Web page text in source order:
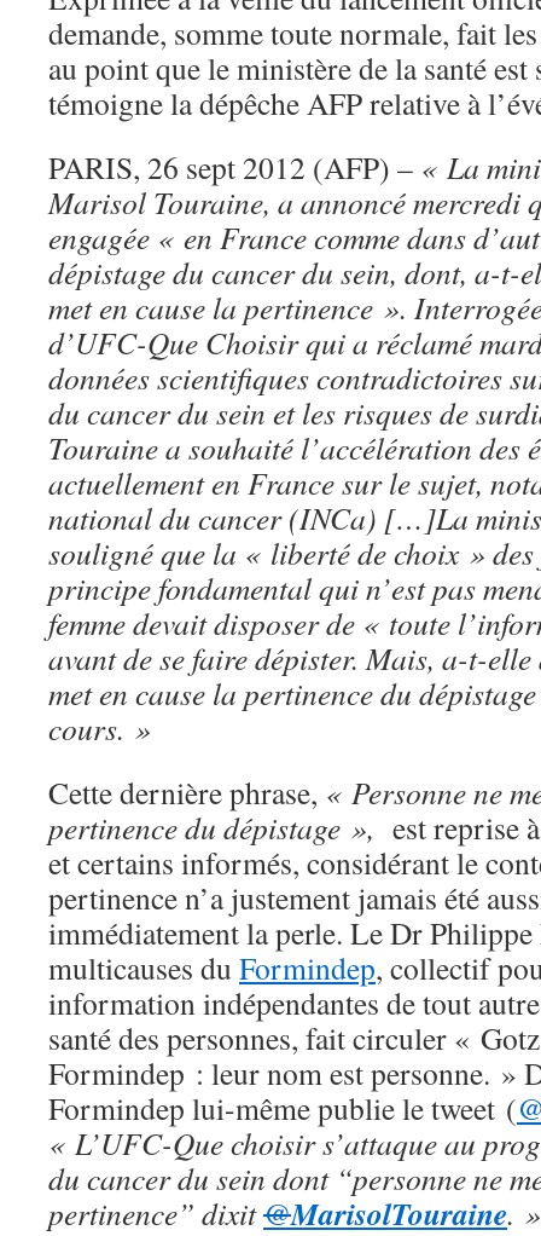
demande, somme toute normale, fait
au point que le ministère de la santé
témoigne la dépêche AFP relative à
PARIS, 26 sept 2012 (AFP) – « La
Marisol Touraine, a annoncé mercredi
engagée « en France comme dans
dépistage du cancer du sein, dont, a-t-
met en cause la pertinence ».
d’UFC-Que Choisir qui a réclamé
données scientifiques contradictoires
du cancer du sein et les risques de
Touraine a souhaité l’accélération des
actuellement en France sur le sujet,
national du cancer (INCa) […]La
souligné que la « liberté de choix »
principe fondamental qui n’est pas
femme devait disposer de « toute
avant de se faire dépister. Mais, a-t-
met en cause la pertinence du
cours. »
Cette dernière phrase, « Personne ne
pertinence du dépistage », est reprise
et certains informés, considérant le
pertinence n’a justement jamais été
immédiatement la perle. Le Dr
multicauses du Formindep, collectif
information indépendantes de tout
santé des personnes, fait circuler «
Formindep : leur nom est personne. »
Formindep lui-même publie le tweet (
« L’UFC-Que choisir s’attaque au
du cancer du sein dont “personne ne
pertinence” dixit@MarisolTouraine. »